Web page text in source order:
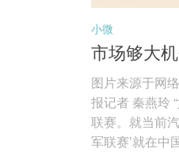
小微
市场够大
华投资
图片来源于网
报记者 秦燕玲
联赛。就当前
军联赛’就在中